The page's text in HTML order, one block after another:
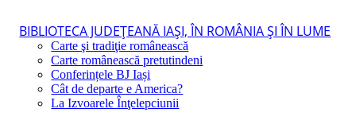
BIBLIOTECA JUDEŢEANĂ IAŞI, ÎN ROMÂNIA ŞI ÎN LUME
Carte şi tradiţie românească
Carte românească pretutindeni
Conferințele BJ Iași
Cât de departe e America?
La Izvoarele Înţelepciunii